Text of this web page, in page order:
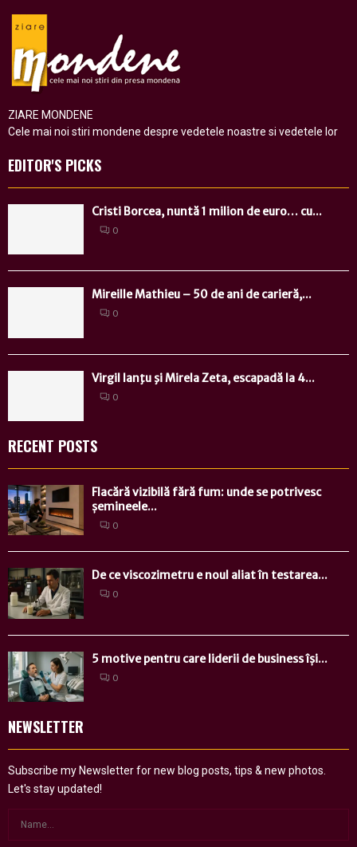
ZIARE MONDENE
Cele mai noi stiri mondene despre vedetele noastre si vedetele lor
EDITOR'S PICKS
Cristi Borcea, nuntă 1 milion de euro… cu...
0
Mireille Mathieu – 50 de ani de carieră,...
0
Virgil Ianţu şi Mirela Zeta, escapadă la 4...
0
RECENT POSTS
Flacără vizibilă fără fum: unde se potrivesc
șemineele...
0
De ce viscozimetru e noul aliat în testarea...
0
5 motive pentru care liderii de business își...
0
NEWSLETTER
Subscribe my Newsletter for new blog posts, tips & new photos.
Let's stay updated!